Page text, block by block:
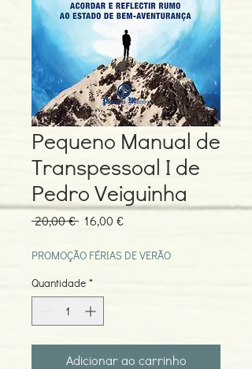
Pequeno Manual de
Transpessoal I de
Pedro Veiguinha
20,00 € Preço
16,00 €Preço
PROMOÇÃO FÉRIAS DE VERÃO
Quantidade *
Adicionar ao carrinho